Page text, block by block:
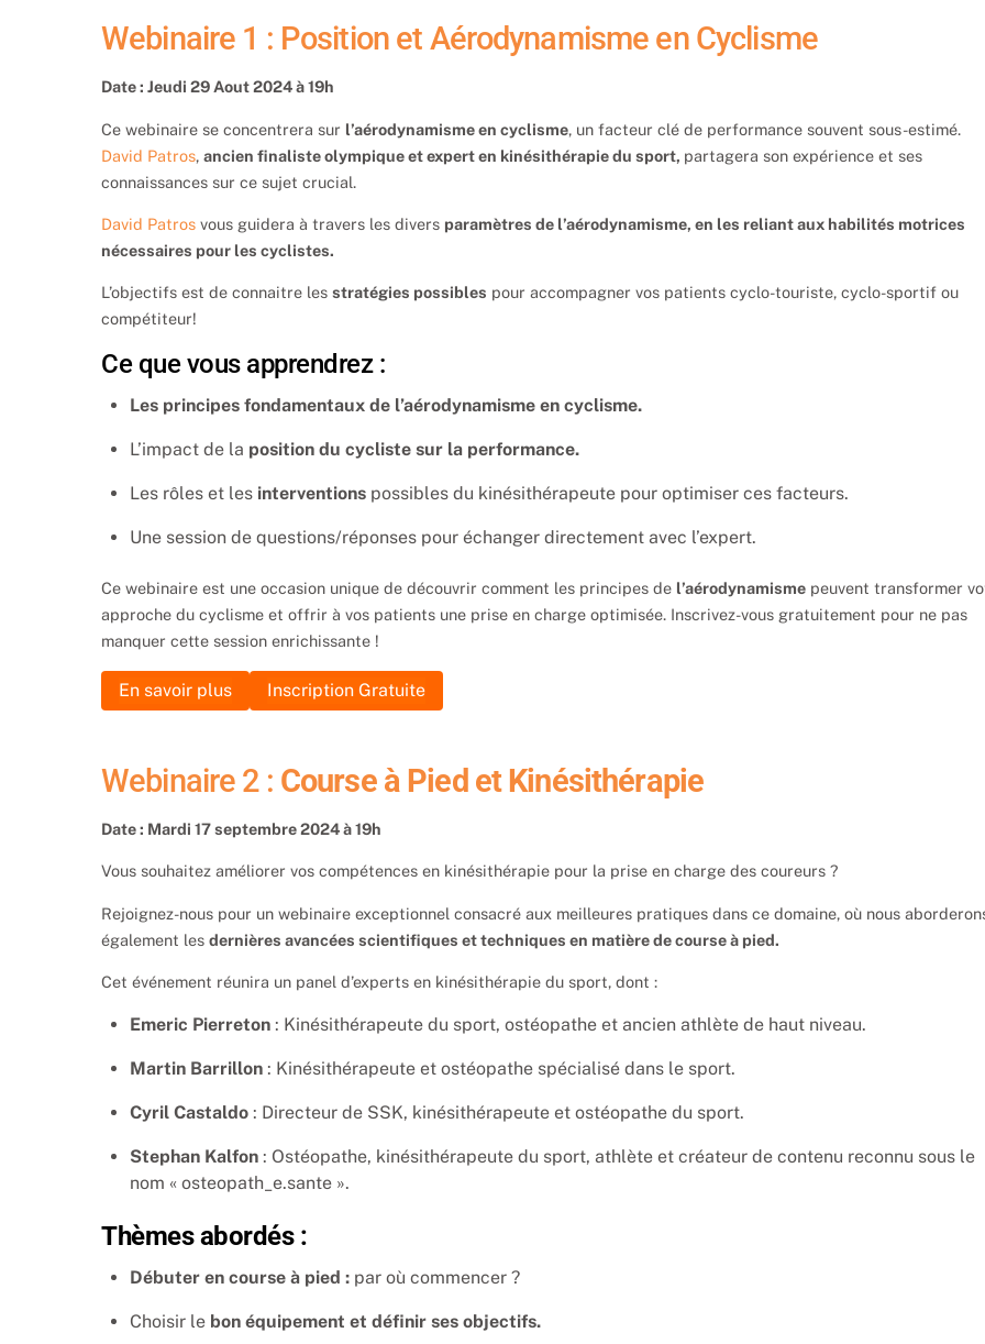
Webinaire 1 : Position et Aérodynamisme en Cyclisme
Date : Jeudi 29 Aout 2024 à 19h
Ce webinaire se concentrera sur l’aérodynamisme en cyclisme, un facteur clé de performance souvent sous-estimé.
David Patros, ancien finaliste olympique et expert en kinésithérapie du sport, partagera son expérience et ses
connaissances sur ce sujet crucial.
David Patros vous guidera à travers les divers paramètres de l’aérodynamisme, en les reliant aux habilités motrices
nécessaires pour les cyclistes.
L’objectifs est de connaitre les stratégies possibles pour accompagner vos patients cyclo-touriste, cyclo-sportif ou
compétiteur!
Ce que vous apprendrez :
Les principes fondamentaux de l’aérodynamisme en cyclisme.
L’impact de la position du cycliste sur la performance.
Les rôles et les interventionspossibles du kinésithérapeute pour optimiser ces facteurs.
Une session de questions/réponses pour échanger directement avec l’expert.
Ce webinaire est une occasion unique de découvrir comment les principes de l’aérodynamisme peuvent transformer
approche du cyclisme et offrir à vos patients une prise en charge optimisée. Inscrivez-vous gratuitement pour ne pas
manquer cette session enrichissante !
En savoir plus Inscription Gratuite
Webinaire 2 : Course à Pied et Kinésithérapie
Date : Mardi 17 septembre 2024 à 19h
Vous souhaitez améliorer vos compétences en kinésithérapie pour la prise en charge des coureurs ?
Rejoignez-nous pour un webinaire exceptionnel consacré aux meilleures pratiques dans ce domaine, où nous
également les dernières avancées scientifiques et techniques en matière de course à pied.
Cet événement réunira un panel d’experts en kinésithérapie du sport, dont :
Emeric Pierreton: Kinésithérapeute du sport, ostéopathe et ancien athlète de haut niveau.
Martin Barrillon: Kinésithérapeute et ostéopathe spécialisé dans le sport.
Cyril Castaldo: Directeur de SSK, kinésithérapeute et ostéopathe du sport.
Stephan Kalfon: Ostéopathe, kinésithérapeute du sport, athlète et créateur de contenu reconnu sous le
nom « osteopath_e.sante ».
Thèmes abordés :
Débuter en course à pied :par où commencer ?
Choisir lebon équipement et définir ses objectifs.